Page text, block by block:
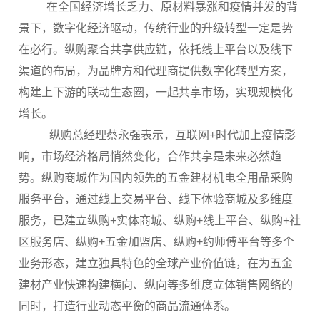
在全国经济增长乏力、原材料暴涨和疫情并发的背
景下，数字化经济驱动，传统行业的升级转型一定是势
在必行。纵购聚合共享供应链，依托线上平台以及线下
渠道的布局，为品牌方和代理商提供数字化转型方案，
构建上下游的联动生态圈，一起共享市场，实现规模化
增长。
纵购总经理蔡永强表示，互联网+时代加上疫情影
响，市场经济格局悄然变化，合作共享是未来必然趋
势。纵购商城作为国内领先的五金建材机电全用品采购
服务平台，通过线上交易平台、线下体验商城及多维度
服务，已建立纵购+实体商城、纵购+线上平台、纵购+社
区服务店、纵购+五金加盟店、纵购+约师傅平台等多个
业务形态，建立独具特色的全球产业价值链，在为五金
建材产业快速构建横向、纵向等多维度立体销售网络的
同时，打造行业动态平衡的商品流通体系。